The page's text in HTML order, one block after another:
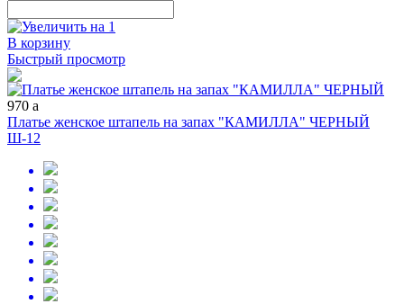
В корзину
Быстрый просмотр
970 a
Платье женское штапель на запах "КАМИЛЛА" ЧЕРНЫЙ
Ш-12